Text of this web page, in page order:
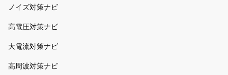
ノイズ対策ナビ
高電圧対策ナビ
大電流対策ナビ
高周波対策ナビ